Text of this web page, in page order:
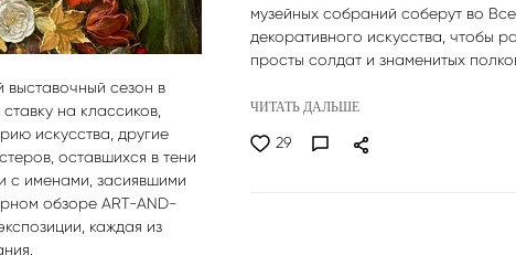
музейных собраний соберут во
декоративного искусства, чтобы
просты солдат и знаменитых
ЧИТАТЬ ДАЛЬШЕ
29
выставочный сезон в
на классиков,
искусства, другие
оставшихся в тени
с именами, засиявшими
обзоре ART-AND-
каждая из